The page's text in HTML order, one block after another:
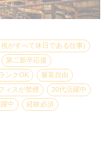
がすべて休日である仕事)
第二新卒応援
ンクOK
服装自由
ィスが禁煙
20代活躍中
中
経験必須